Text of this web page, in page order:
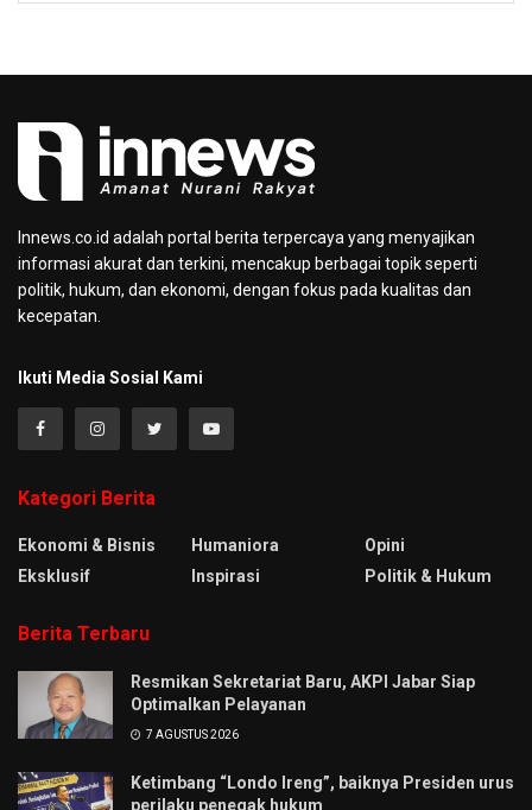
Innews.co.id adalah portal berita terpercaya yang menyajikan
informasi akurat dan terkini, mencakup berbagai topik seperti
politik, hukum, dan ekonomi, dengan fokus pada kualitas dan
kecepatan.
Ikuti Media Sosial Kami
Kategori Berita
Ekonomi & Bisnis
Eksklusif
Humaniora
Inspirasi
Opini
Politik & Hukum
Berita Terbaru
Resmikan Sekretariat Baru, AKPI Jabar Siap
Optimalkan Pelayanan
7 AGUSTUS 2026
Ketimbang “Londo Ireng”, baiknya Presiden urus
perilaku penegak hukum